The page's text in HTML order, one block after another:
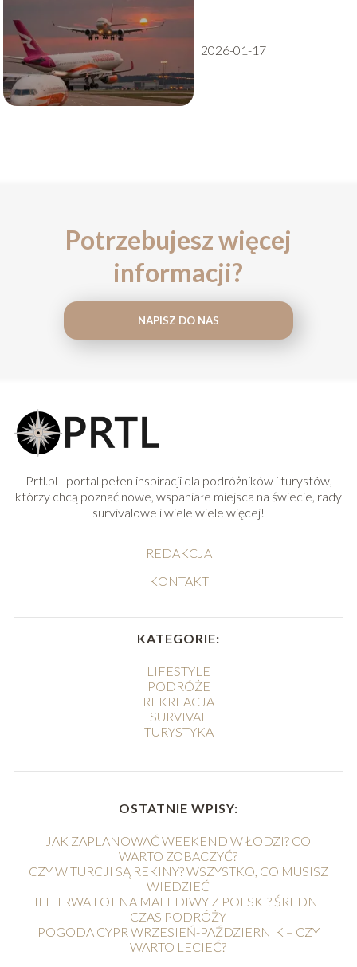
2026-01-17
Potrzebujesz więcej
informacji?
NAPISZ DO NAS
Prtl.pl - portal pełen inspiracji dla podróżników i turystów,
którzy chcą poznać nowe, wspaniałe miejsca na świecie, rady
survivalowe i wiele wiele więcej!
REDAKCJA
KONTAKT
KATEGORIE:
LIFESTYLE
PODRÓŻE
REKREACJA
SURVIVAL
TURYSTYKA
OSTATNIE WPISY:
JAK ZAPLANOWAĆ WEEKEND W ŁODZI? CO
WARTO ZOBACZYĆ?
CZY W TURCJI SĄ REKINY? WSZYSTKO, CO MUSISZ
WIEDZIEĆ
ILE TRWA LOT NA MALEDIWY Z POLSKI? ŚREDNI
CZAS PODRÓŻY
POGODA CYPR WRZESIEŃ-PAŹDZIERNIK – CZY
WARTO LECIEĆ?